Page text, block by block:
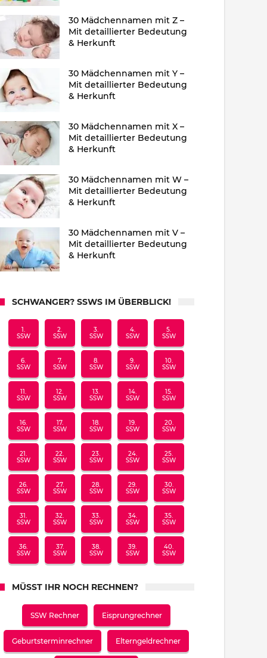
30 Mädchennamen mit Z –
Mit detaillierter Bedeutung
& Herkunft
30 Mädchennamen mit Y –
Mit detaillierter Bedeutung
& Herkunft
30 Mädchennamen mit X –
Mit detaillierter Bedeutung
& Herkunft
30 Mädchennamen mit W –
Mit detaillierter Bedeutung
& Herkunft
30 Mädchennamen mit V –
Mit detaillierter Bedeutung
& Herkunft
SCHWANGER? SSWS IM ÜBERBLICK!
1.
SSW
2.
SSW
3.
SSW
4.
SSW
5.
SSW
6.
SSW
7.
SSW
8.
SSW
9.
SSW
10.
SSW
11.
SSW
12.
SSW
13.
SSW
14.
SSW
15.
SSW
16.
SSW
17.
SSW
18.
SSW
19.
SSW
20.
SSW
21.
SSW
22.
SSW
23.
SSW
24.
SSW
25.
SSW
26.
SSW
27.
SSW
28.
SSW
29.
SSW
30.
SSW
31.
SSW
32.
SSW
33.
SSW
34.
SSW
35.
SSW
36.
SSW
37.
SSW
38.
SSW
39.
SSW
40.
SSW
MÜSST IHR NOCH RECHNEN?
SSW Rechner Eisprungrechner
Geburtsterminrechner Elterngeldrechner